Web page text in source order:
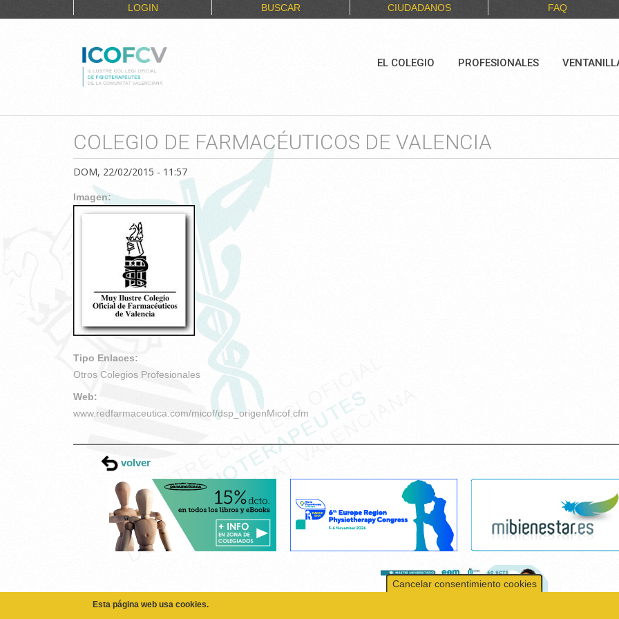
LOGIN BUSCAR CIUDADANOS FAQ
EL COLEGIO PROFESIONALES
COLEGIO DE FARMACÉUTICOS DE VALENCIA
DOM, 22/02/2015 - 11:57
Imagen:
Tipo Enlaces:
Otros Colegios Profesionales
Web:
www.redfarmaceutica.com/micof/dsp_origenMicof.cfm
volver
Cancelar consentimiento cookies